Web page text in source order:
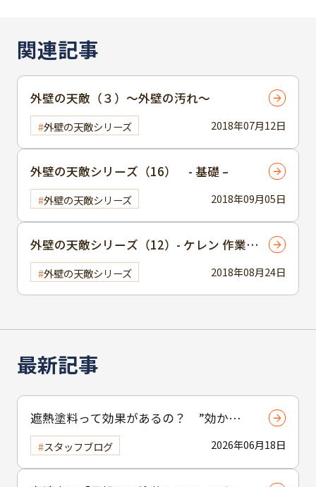
最新記事
遮熱塗料って効果があるの？ ”効かな
い”と言われる理由と正しい使い方 2026年06月18日
スタッフブログ
関連記事
2018年07月12日
外壁の天敵（３）～外壁の汚れ～
外壁の天敵シリーズ
2018年09月05日
外壁の天敵シリーズ（16） - 基礎 –
外壁の天敵シリーズ
2018年08月24日
外壁の天敵シリーズ（12）- ケレン 作業
-
外壁の天敵シリーズ